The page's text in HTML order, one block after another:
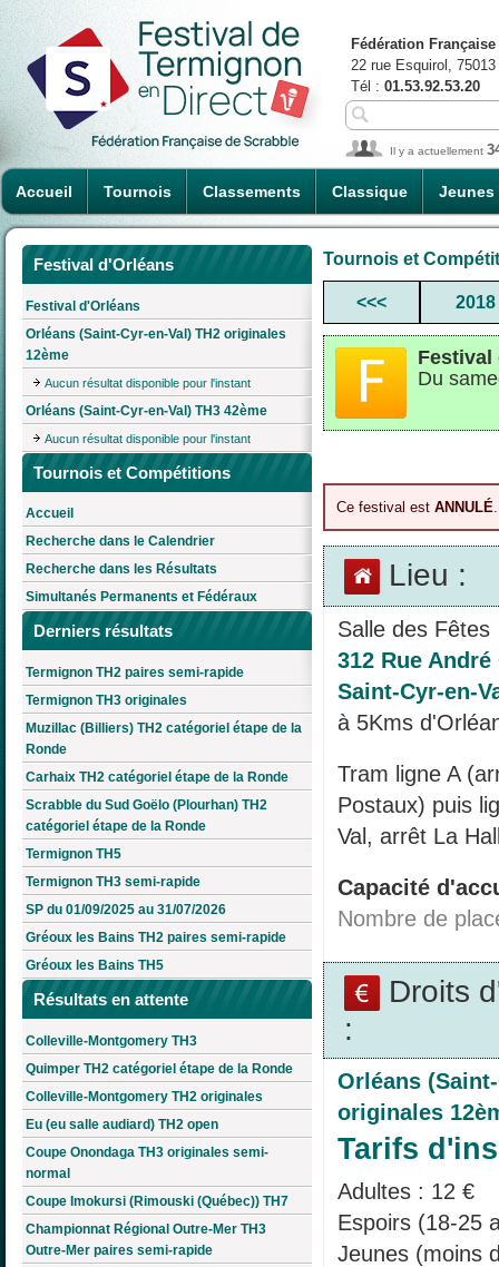
Accueil Tournois Classements Classique Jeunes
Fédération
22 rue Esquirol,
Tél : 01.53.92.53.20
Il y a actuellement
Festival d'Orléans
Festival d'Orléans
Orléans (Saint-Cyr-en-Val) TH2 originales
12ème
Aucun résultat disponible pour l'instant
Orléans (Saint-Cyr-en-Val) TH3 42ème
Aucun résultat disponible pour l'instant
Tournois et Compétitions
Accueil
Recherche dans le Calendrier
Recherche dans les Résultats
Simultanés Permanents et Fédéraux
Derniers résultats
Termignon TH2 paires semi-rapide
Termignon TH3 originales
Muzillac (Billiers) TH2 catégoriel étape de la
Ronde
Carhaix TH2 catégoriel étape de la Ronde
Scrabble du Sud Goëlo (Plourhan) TH2
catégoriel étape de la Ronde
Termignon TH5
Termignon TH3 semi-rapide
SP du 01/09/2025 au 31/07/2026
Gréoux les Bains TH2 paires semi-rapide
Gréoux les Bains TH5
Résultats en attente
Colleville-Montgomery TH3
Quimper TH2 catégoriel étape de la Ronde
Colleville-Montgomery TH2 originales
Eu (eu salle audiard) TH2 open
Coupe Onondaga TH3 originales semi-
normal
Coupe Imokursi (Rimouski (Québec)) TH7
Championnat Régional Outre-Mer TH3
Outre-Mer paires semi-rapide
Tournois et
<<< 2018
Festival
Du
Ce festival est ANNULÉ
Lieu :
Salle des Fêtes
312 Rue
Saint-Cyr-en-
à 5Kms
Tram ligne A
Postaux) puis
Val, arrêt La
Capacité
Nombre de
Droits
:
Orléans
originales
Tarifs
Adultes : 12 €
Espoirs (18-25
Jeunes (moins